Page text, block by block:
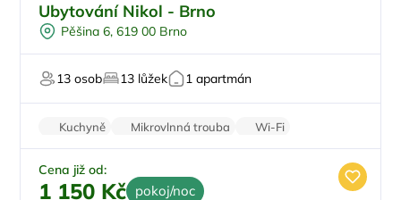
Ve městě/obci
Snídaně
Ubytování Nikol - Brno
Pěšina 6, 619 00 Brno
13 osob 13 lůžek 1 apartmán
Kuchyně Mikrovlnná trouba
Wi-Fi
Balkon/terasa
Minibar
Cena již od:
1 150 Kč pokoj/noc